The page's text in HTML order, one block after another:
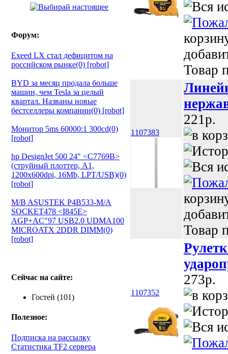
Форум:
Exeed LX стал дефицитом на
российском рынке(0) [robot]
BYD за месяц продала больше
машин, чем Tesla за целый
квартал. Названы новые
бестселлеры компании(0) [robot]
Монитор 5ms 60000:1 300cd(0)
[robot]
hp DesignJet 500 24" <C7769B>
(струйный плоттер, A1,
1200х600dpi, 16Mb, LPT/USB)(0)
[robot]
M/B ASUSTEK P4B533-M/A
SOCKET478 <I845E>
AGP+AC"97 USB2.0 UDMA100
MICROATX 2DDR DIMM(0)
[robot]
Сейчас на сайте:
Гостей (101)
Полезное:
Подписка на рассылку
Статистика TF2 сервера
Товар
1107383
221p.
Товар
1107352
273p.